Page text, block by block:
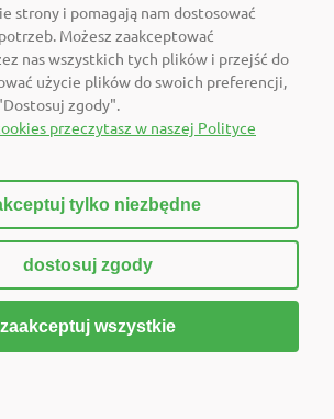
internetowy Shoper Premium
strony i pomagają nam dostosować
Możesz zaakceptować
nas wszystkich tych plików i przejść do
użycie plików do swoich preferencji,
zgody".
przeczytasz w naszej Polityce
tylko niezbędne
dostosuj zgody
zaakceptuj wszystkie